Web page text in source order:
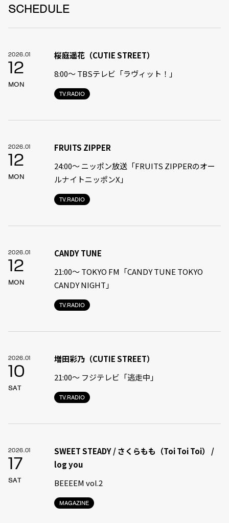
SCHEDULE
2026.01
12
MON
TV.RADIO
桜庭遥花（CUTIE STREET）
8:00〜 TBSテレビ「ラヴィット！」
2026.01
12
MON
TV.RADIO
FRUITS ZIPPER
24:00〜 ニッポン放送「FRUITS ZIPPERのオー
ルナイトニッポンX」
2026.01
12
MON
TV.RADIO
CANDY TUNE
21:00〜 TOKYO FM「CANDY TUNE TOKYO
CANDY NIGHT」
2026.01
10
SAT
TV.RADIO
増田彩乃（CUTIE STREET）
21:00〜 フジテレビ「逃走中」
2026.01
17
SAT
MAGAZINE
SWEET STEADY / さくらもも（Toi Toi Toi） /
log you
BEEEEM vol.2